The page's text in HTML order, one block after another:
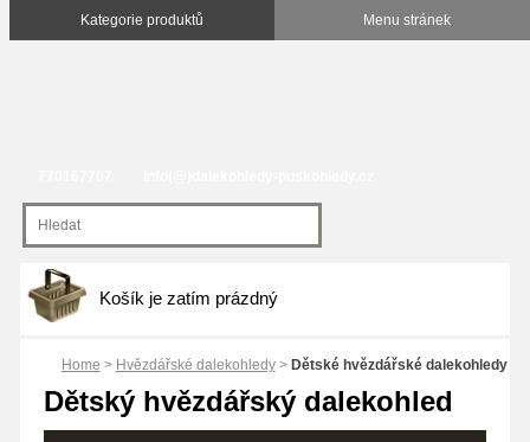
Košík je zatím prázdný
Home > Hvězdářské dalekohledy > Dětské hvězdářské dalekohledy
Dětský hvězdářský dalekohled